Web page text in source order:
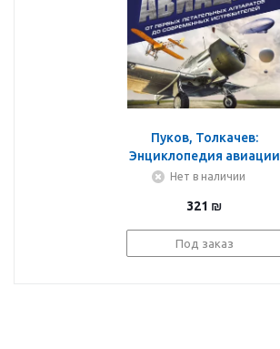
Пуков, Толкачев:
Энциклопедия авиации
Нет в наличии
321 ₪
Под заказ